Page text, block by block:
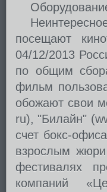
посещают
04/12/2013
по общим
фильм
обожают свои
ru), "Билайн"
счет бокс-
взрослым
фестивалях
компаний